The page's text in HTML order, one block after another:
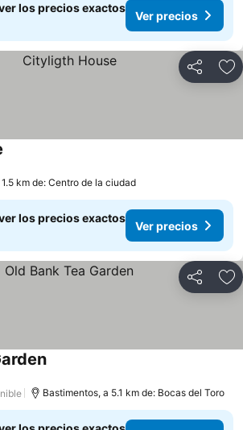
los precios exactos
Ver precios
Compartir
km de: Centro de la ciudad
los precios exactos
Ver precios
Compartir
Ver precios
Bastimentos, a 5.1 km de: Bocas del Toro